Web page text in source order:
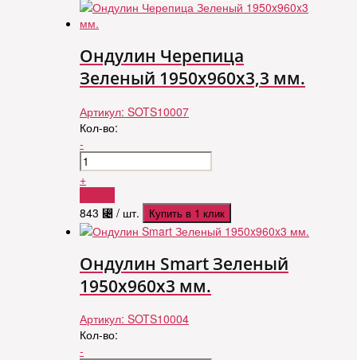
Ондулин Черепица
Зеленый 1950x960x3,3 мм.
Артикул: SOTS10007
Кол-во:
-
+
843 ⃄ / шт. Купить в 1 клик
Ондулин Smart Зеленый
1950x960x3 мм.
Артикул: SOTS10004
Кол-во:
-